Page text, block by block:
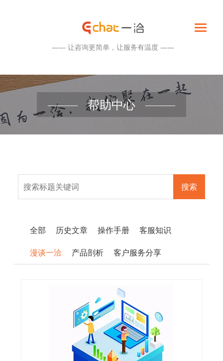
—— 让咨询更简单，让服务有温度 ——
帮助中心
搜索
全部 历史文章 操作手册 客服知识
漫谈一洽 产品剖析 客户服务分享